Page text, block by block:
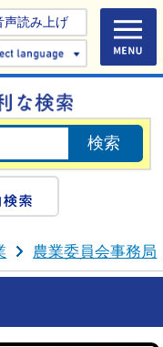
声読み上げ
Select
農業委員会事務局